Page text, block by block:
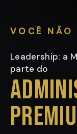
VOCÊ NÃO
Leadership: a
parte do